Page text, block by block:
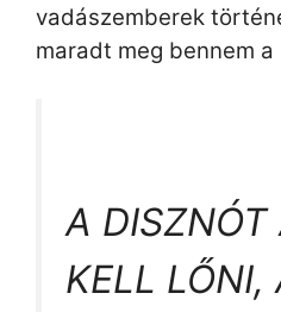
vadászemberek
maradt meg bennem
A DISZNÓT
KELL LŐNI,